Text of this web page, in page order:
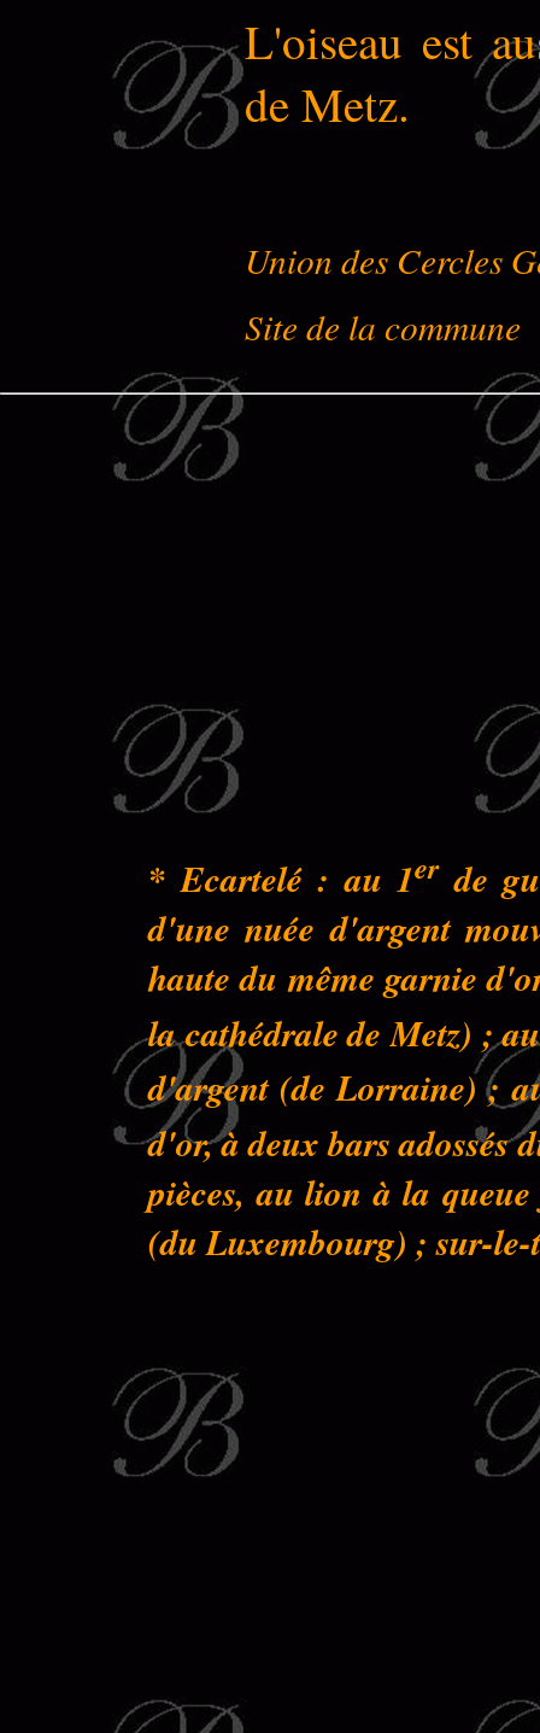
L'oiseau est
de Metz.
Union des Cercles
Site de la commune
* Ecartelé : au 1erde
d'une nuée d'argent
haute du même garnie
la cathédrale de Metz) ;
d'argent (de Lorraine) ;
d'or, à deux bars adossés
pièces, au lion à la
(du Luxembourg) ; sur-le-